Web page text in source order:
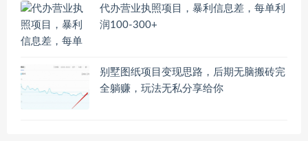
代办营业执照项目，暴利信息差，每单利
润100-300+
别墅图纸项目变现思路，后期无脑搬砖完
全躺赚，玩法无私分享给你